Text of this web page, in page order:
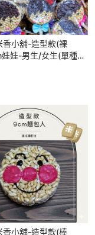
香小舖-造型款(裸
娃-男生/女生(單種品
香小舖-造型款(棒